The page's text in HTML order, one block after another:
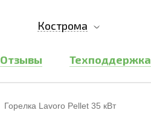
Кострома
Отзывы Техподдержка
Горелка Lavoro Pellet 35 кВт